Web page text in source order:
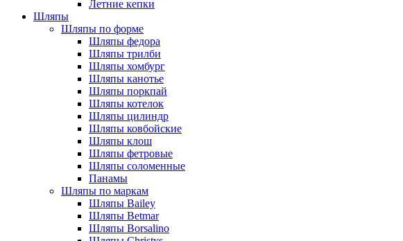
Летние кепки
Шляпы
Шляпы по форме
Шляпы федора
Шляпы трилби
Шляпы хомбург
Шляпы канотье
Шляпы поркпай
Шляпы котелок
Шляпы цилиндр
Шляпы ковбойские
Шляпы клош
Шляпы фетровые
Шляпы соломенные
Панамы
Шляпы по маркам
Шляпы Bailey
Шляпы Betmar
Шляпы Borsalino